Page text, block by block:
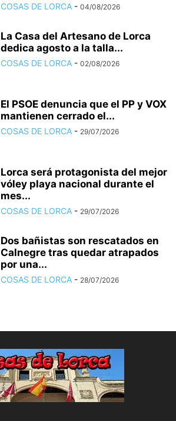
COSAS DE LORCA - 04/08/2026
La Casa del Artesano de Lorca
dedica agosto a la talla...
COSAS DE LORCA - 02/08/2026
El PSOE denuncia que el PP y VOX
mantienen cerrado el...
COSAS DE LORCA - 29/07/2026
Lorca será protagonista del mejor
vóley playa nacional durante el
mes...
COSAS DE LORCA - 29/07/2026
Dos bañistas son rescatados en
Calnegre tras quedar atrapados
por una...
COSAS DE LORCA - 28/07/2026